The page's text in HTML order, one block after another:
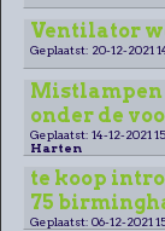
Ventilator
Geplaatst: 20-12-2021
Mistlampen
onder de
Geplaatst: 14-12-2021
Harten
te koop
75
Geplaatst: 06-12-2021